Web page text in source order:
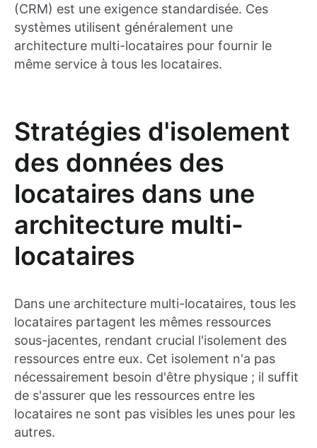
(CRM) est une exigence standardisée. Ces
systèmes utilisent généralement une
architecture multi-locataires pour fournir le
même service à tous les locataires.
Stratégies d'isolement
des données des
locataires dans une
architecture multi-
locataires
Dans une architecture multi-locataires, tous les
locataires partagent les mêmes ressources
sous-jacentes, rendant crucial l'isolement des
ressources entre eux. Cet isolement n'a pas
nécessairement besoin d'être physique ; il suffit
de s'assurer que les ressources entre les
locataires ne sont pas visibles les unes pour les
autres.